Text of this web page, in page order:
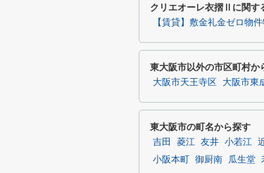
クリエオーレ衣摺Ⅱに関す
【賃貸】敷金礼金ゼロ物
東大阪市以外の市区町村か
大阪市天王寺区 大阪市東
東大阪市の町名から探す
吉田 菱江 友井 小若江
小阪本町
御厨南 瓜生堂